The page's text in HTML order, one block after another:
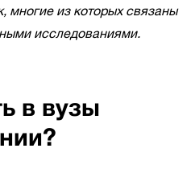
многие из которых связаны
исследованиями.
в вузы